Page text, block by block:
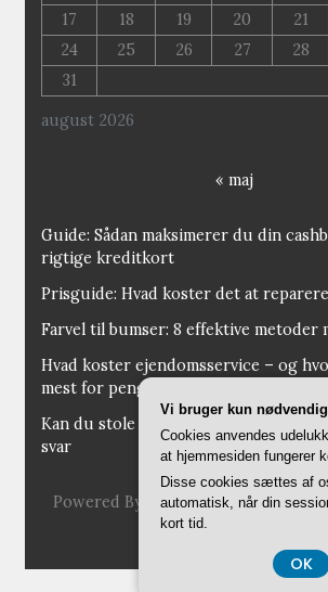
august 2026
17
18 19 20 21
24
25 26 27 28
31
« maj
Guide: Sådan maksimerer du din
rigtige kreditkort
Prisguide: Hvad koster det at
Farvel til bumser: 8 effektive metoder
Hvad koster ejendomsservice – og
mest for pengene?
Kan du stole på opkald fra 35953436?
svar
Powered By: WordPress | Theme:
By OdieThemes
CVR 374 077 39
Vi bruger kun
Cookies anvendes
at hjemmesiden fungerer
Disse cookies sættes af
automatisk, når din
kort tid.
OK